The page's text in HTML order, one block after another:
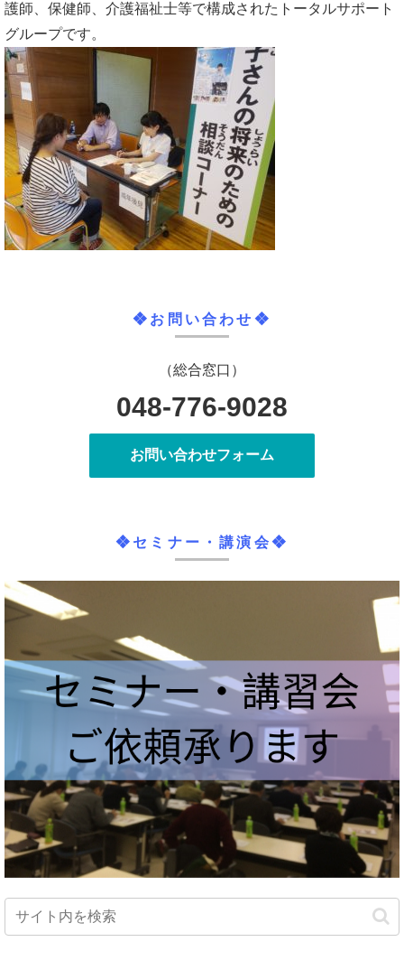
護師、保健師、介護福祉士等で構成されたトータルサポート
グループです。
❖お問い合わせ❖
（総合窓口）
048-776-9028
お問い合わせフォーム
❖セミナー・講演会❖